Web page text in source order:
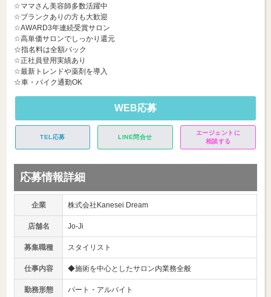
☆ママさん美容師多数活躍中
☆ブランクありの方も大歓迎
☆AWARD3年連続受賞サロン
☆高単価サロンでしっかり還元
☆指名料は全額バック
☆正社員登用実績あり
☆最新トレンドや薬剤を導入
☆車・バイク通勤OK
WEB応募
TEL応募 LINE問合せ
エージェントに
相談する
応募情報詳細
企業 株式会社Kanesei Dream
店舗名 Jo-Ji
募集職種 スタイリスト
仕事内容 ◆施術を中心としたサロン内業務全般
勤務形態 パート・アルバイト